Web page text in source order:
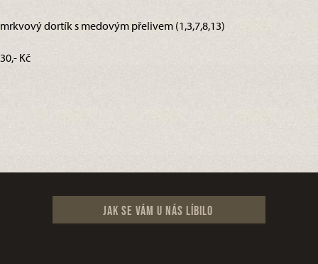
mrkvový dortík s medovým přelivem (1,3,7,8,13)
30,- Kč
Jak se vám u nás líbilo